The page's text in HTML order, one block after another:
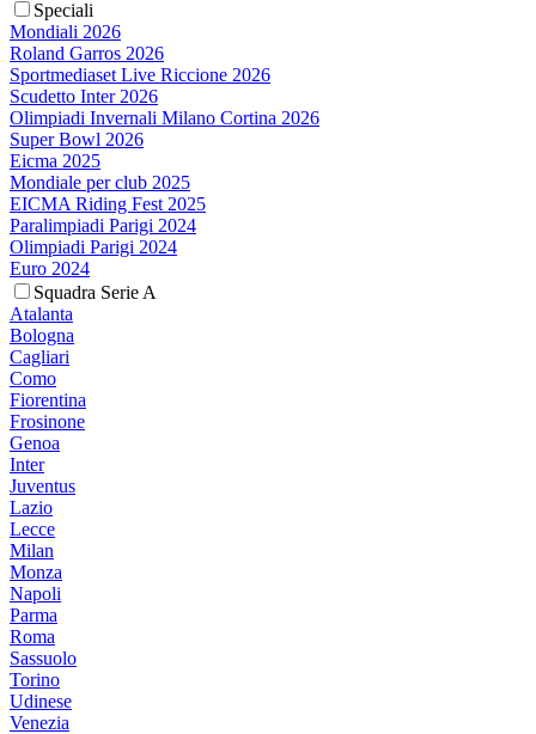
Speciali
Mondiali 2026
Roland Garros 2026
Sportmediaset Live Riccione 2026
Scudetto Inter 2026
Olimpiadi Invernali Milano Cortina 2026
Super Bowl 2026
Eicma 2025
Mondiale per club 2025
EICMA Riding Fest 2025
Paralimpiadi Parigi 2024
Olimpiadi Parigi 2024
Euro 2024
Squadra Serie A
Atalanta
Bologna
Cagliari
Como
Fiorentina
Frosinone
Genoa
Inter
Juventus
Lazio
Lecce
Milan
Monza
Napoli
Parma
Roma
Sassuolo
Torino
Udinese
Venezia